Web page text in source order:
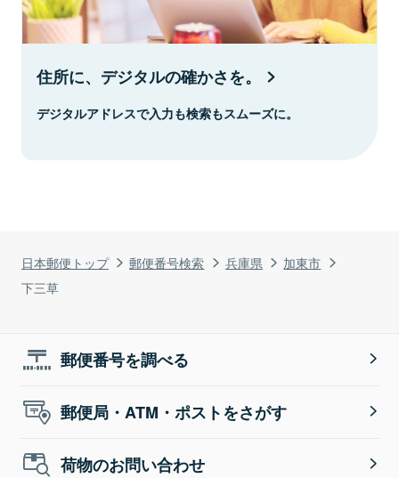
日本郵便トップ 郵便番号検索 兵庫県
加東市
下三草
住所に、デジタルの確かさを。
デジタルアドレスで入力も検索もスムーズに。
郵便番号を調べる
郵便局・ATM・ポストをさがす
荷物のお問い合わせ